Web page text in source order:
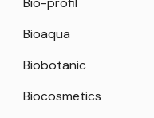
Bioaqua
Biobotanic
Biocosmetics